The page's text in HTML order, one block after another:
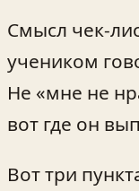
Смысл
учеником
Не «мне не
вот где он
Вот три